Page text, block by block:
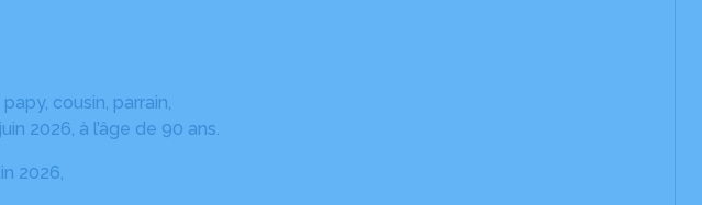
cousin, parrain,
2026, à l’âge de 90 ans.
2026,